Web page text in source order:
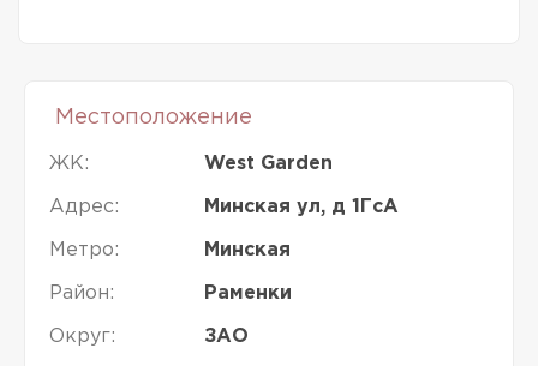
Местоположение
ЖК: West Garden
Адрес: Минская ул, д 1ГсА
Метро: Минская
Район: Раменки
Округ: ЗАО